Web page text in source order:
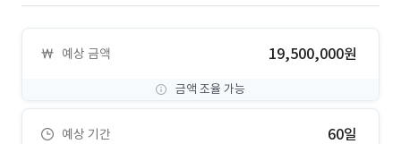
예상 금액 19,500,000원
금액 조율 가능
예상 기간 60일